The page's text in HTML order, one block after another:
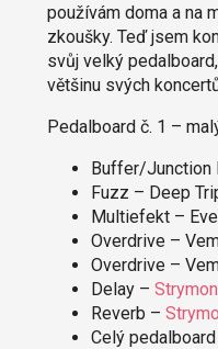
používám doma a na
zkoušky. Teď jsem
svůj velký
většinu svých
Pedalboard č. 1 –
Buffer/Junction
Fuzz – Deep
Multiefekt –
Overdrive –
Overdrive –
Delay –
Reverb –
Celý